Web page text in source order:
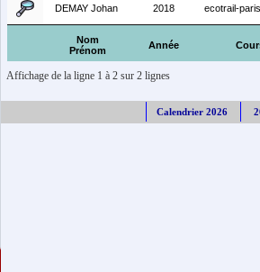
Nom
Prénom
Année
DEMAY Johan 2018 ecotrail-
Affichage de la ligne 1 à 2 sur 2 lignes
Calendrier 2026